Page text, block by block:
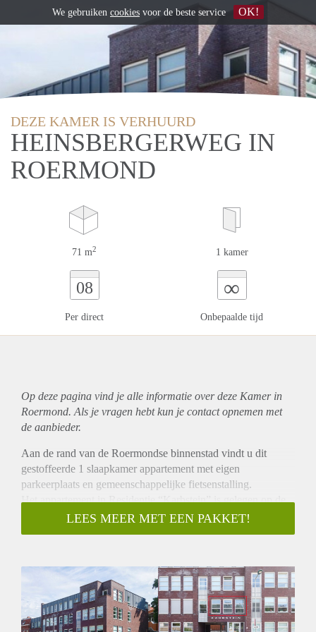
DEZE KAMER IS VERHUURD
HEINSBERGERWEG IN
ROERMOND
71 m2 1 kamer
08
Per direct
∞
Onbepaalde tijd
Op deze pagina vind je alle informatie over deze Kamer in
Roermond. Als je vragen hebt kun je contact opnemen met
de aanbieder.
Aan de rand van de Roermondse binnenstad vindt u dit
gestoffeerde 1 slaapkamer appartement met eigen
parkeerplaats en gemeenschappelijke fietsenstalling.
Het appartement in Residentie “Karbstein” is gelegen op de
1e etage en bereikbaar met de lift. Het beschikt over een
royale woonkamer met open keuken, bijkeuken, een ruime
Residentie "Karbstein" ligt in het verlengde van de
Kapellerlaan aan de Heinsbergerweg en bestaat uit 14
sfeervolle appartementen die gesitueerd zijn op de begane
grond alsook op de 1e, 2e en 3e etage.
LEES MEER MET EEN PAKKET!
We gebruiken cookies voor de beste service OK!